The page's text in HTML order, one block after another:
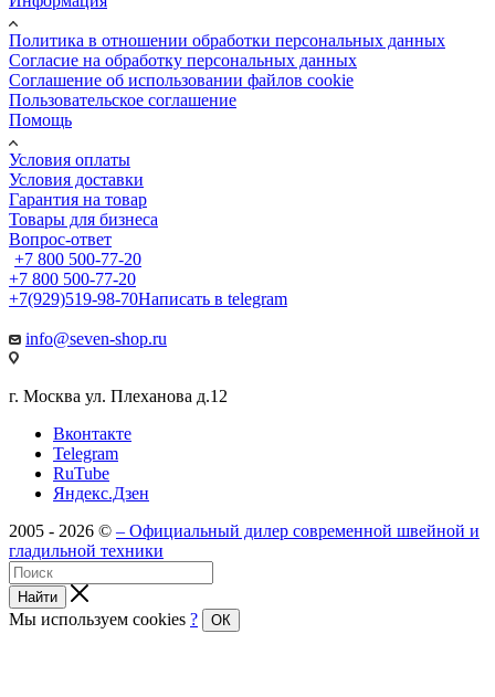
Политика в отношении обработки персональных данных
Cогласие на обработку персональных данных
Cоглашение об использовании файлов cookie
Пользовательское соглашение
Помощь
Условия оплаты
Условия доставки
Гарантия на товар
Товары для бизнеса
Вопрос-ответ
+7 800 500-77-20
+7 800 500-77-20
+7(929)519-98-70Написать в telegram
info@seven-shop.ru
г. Москва ул. Плеханова д.12
Вконтакте
Telegram
RuTube
Яндекс.Дзен
2005 - 2026 © – Официальный дилер современной швейной и
гладильной техники
Найти
Мы используем cookies ? ОК